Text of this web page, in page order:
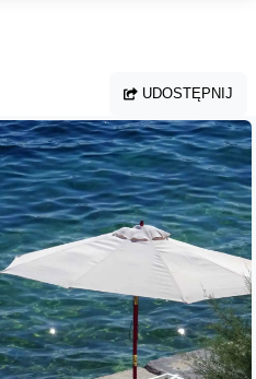
UDOSTĘPNIJ